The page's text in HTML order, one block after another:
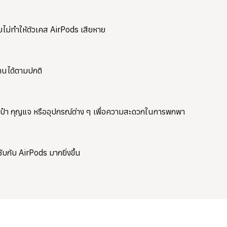
ม่ทำให้ตัวเคส AirPods เสียหาย
นได้ตามปกติ
า กุญแจ หรืออุปกรณ์ต่าง ๆ เพื่อความสะดวกในการพกพา
บกับ AirPods มากยิ่งขึ้น